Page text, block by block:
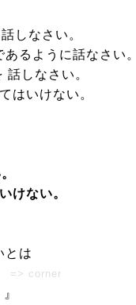
しなさい。
るように話なさい。
しなさい。
はいけない。
けない。
とは
=> corner
』